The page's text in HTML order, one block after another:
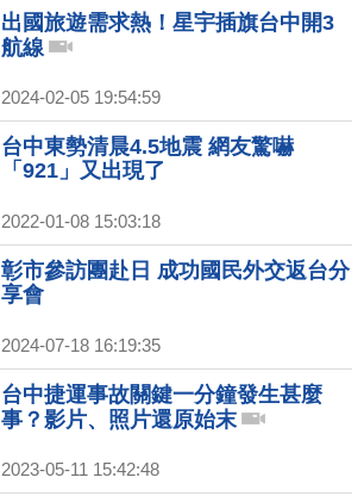
出國旅遊需求熱！星宇插旗台中開3
航線
2024-02-05 19:54:59
台中東勢清晨4.5地震 網友驚嚇
「921」又出現了
2022-01-08 15:03:18
彰市參訪團赴日 成功國民外交返台分
享會
2024-07-18 16:19:35
台中捷運事故關鍵一分鐘發生甚麼
事？影片、照片還原始末
2023-05-11 15:42:48